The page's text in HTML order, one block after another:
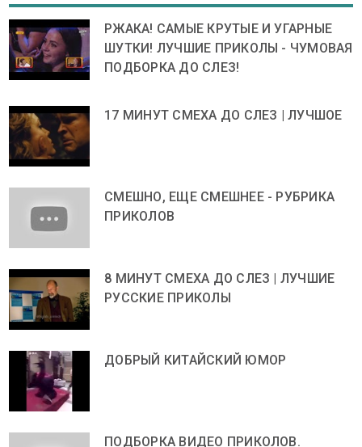
РЖАКА! САМЫЕ КРУТЫЕ И УГАРНЫЕ
ШУТКИ! ЛУЧШИЕ ПРИКОЛЫ - ЧУМОВАЯ
ПОДБОРКА ДО СЛЕЗ!
17 МИНУТ СМЕХА ДО СЛЕЗ | ЛУЧШОЕ
СМЕШНО, ЕЩЕ СМЕШНЕЕ - РУБРИКА
ПРИКОЛОВ
8 МИНУТ СМЕХА ДО СЛЕЗ | ЛУЧШИЕ
РУССКИЕ ПРИКОЛЫ
ДОБРЫЙ КИТАЙСКИЙ ЮМОР
ПОДБОРКА ВИДЕО ПРИКОЛОВ.